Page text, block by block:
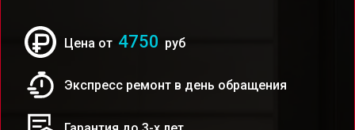
Цена от 4750 руб
Экспресс ремонт в день обращения